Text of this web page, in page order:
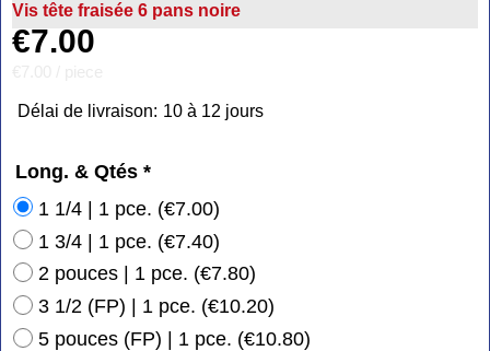
Vis tête fraisée 6 pans noire
€7.00
Délai de livraison: 10 à 12 jours
Long. & Qtés *
1 1/4 | 1 pce. (€7.00)
1 3/4 | 1 pce. (€7.40)
2 pouces | 1 pce. (€7.80)
3 1/2 (FP) | 1 pce. (€10.20)
5 pouces (FP) | 1 pce. (€10.80)